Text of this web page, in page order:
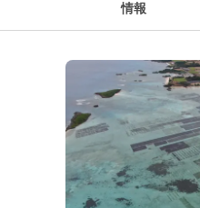
情報